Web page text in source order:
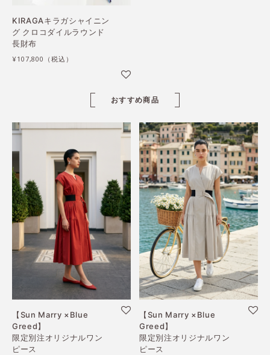
KIRAGAキラガシャイニン
グ クロコダイルラウンド
長財布
¥107,800
おすすめ商品
【Sun Marry ×Blue
Greed】
限定別注オリジナルワン
ピース
【Sun Marry ×Blue
Greed】
限定別注オリジナルワン
ピース